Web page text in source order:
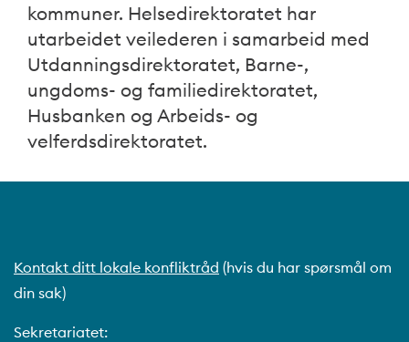
kommuner. Helsedirektoratet har
utarbeidet veilederen i samarbeid med
Utdanningsdirektoratet, Barne-,
ungdoms- og familiedirektoratet,
Husbanken og Arbeids- og
velferdsdirektoratet.
Kontakt ditt lokale konfliktråd (hvis du har spørsmål om
din sak)
Sekretariatet: